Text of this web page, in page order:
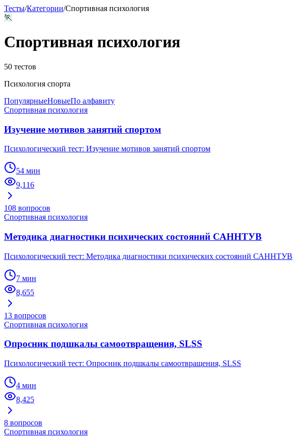
Тесты/Категории/Спортивная психология
🏃
Спортивная психология
50 тестов
Психология спорта
ПопулярныеНовыеПо алфавиту
Спортивная психология
Изучение мотивов занятий спортом
Психологический тест: Изучение мотивов занятий спортом
54 мин
9,116
108 вопросов
Спортивная психология
Методика диагностики психических состояний САННТУВ
Психологический тест: Методика диагностики психических состояний САННТУВ
7 мин
8,655
13 вопросов
Спортивная психология
Опросник подшкалы самоотвращения, SLSS
Психологический тест: Опросник подшкалы самоотвращения, SLSS
4 мин
8,425
8 вопросов
Спортивная психология